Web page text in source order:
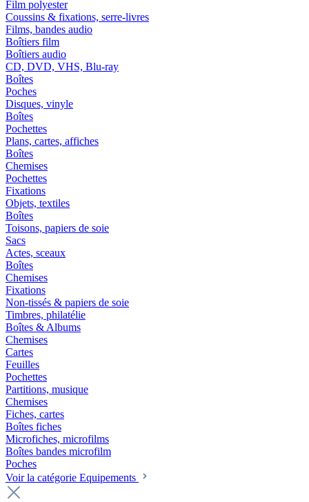
Film polyester
Coussins & fixations, serre-livres
Films, bandes audio
Boîtiers film
Boîtiers audio
CD, DVD, VHS, Blu-ray
Boîtes
Poches
Disques, vinyle
Boîtes
Pochettes
Plans, cartes, affiches
Boîtes
Chemises
Pochettes
Fixations
Objets, textiles
Boîtes
Toisons, papiers de soie
Sacs
Actes, sceaux
Boîtes
Chemises
Fixations
Non-tissés & papiers de soie
Timbres, philatélie
Boîtes & Albums
Chemises
Cartes
Feuilles
Pochettes
Partitions, musique
Chemises
Fiches, cartes
Boîtes fiches
Microfiches, microfilms
Boîtes bandes microfilm
Poches
Voir la catégorie Equipements